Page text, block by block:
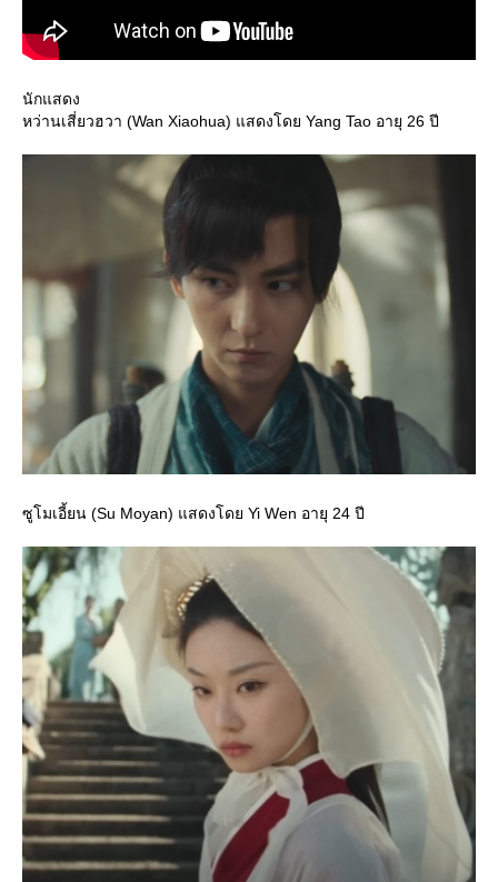
นักแสดง
หว่านเสี่ยวฮวา (Wan Xiaohua) แสดงโดย Yang Tao อายุ 26 ปี
ซูโมเอี้ยน (Su Moyan) แสดงโดย Yi Wen อายุ 24 ปี